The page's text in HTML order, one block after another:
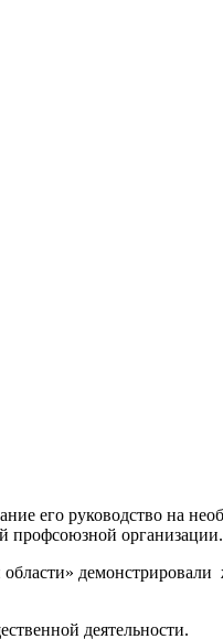
его руководство на
профсоюзной организации.
демонстрировали
деятельности.